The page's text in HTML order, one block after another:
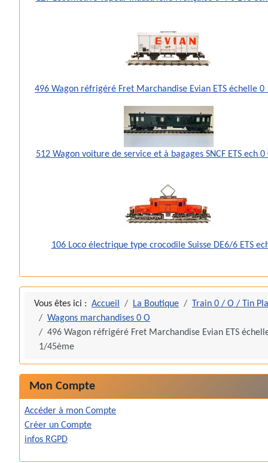
496 Wagon réfrigéré Fret Marchandise Evian ETS échelle 0
512 Wagon voiture de service et à bagages SNCF ETS ech
106 Loco électrique type crocodile Suisse DE6/6 ETS
Vous êtes ici : Accueil La Boutique
Train 0 / O / Tin
Wagons marchandises 0 O
496 Wagon réfrigéré Fret Marchandise Evian ETS
1/45ème
Mon Compte
Accéder à mon Compte
Créer un Compte
infos RGPD